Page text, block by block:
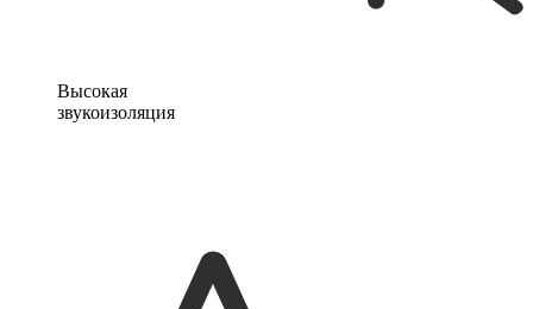
Высокая
звукоизоляция